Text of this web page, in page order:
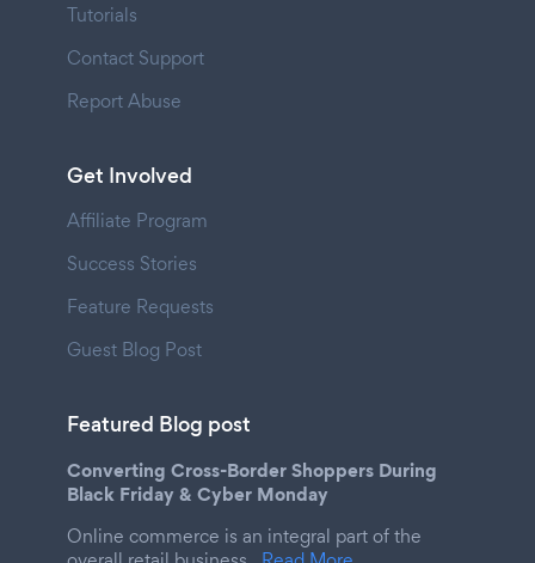
Tutorials
Contact Support
Report Abuse
Get Involved
Affiliate Program
Success Stories
Feature Requests
Guest Blog Post
Featured Blog post
Converting Cross-Border Shoppers During
Black Friday & Cyber Monday
Online commerce is an integral part of the